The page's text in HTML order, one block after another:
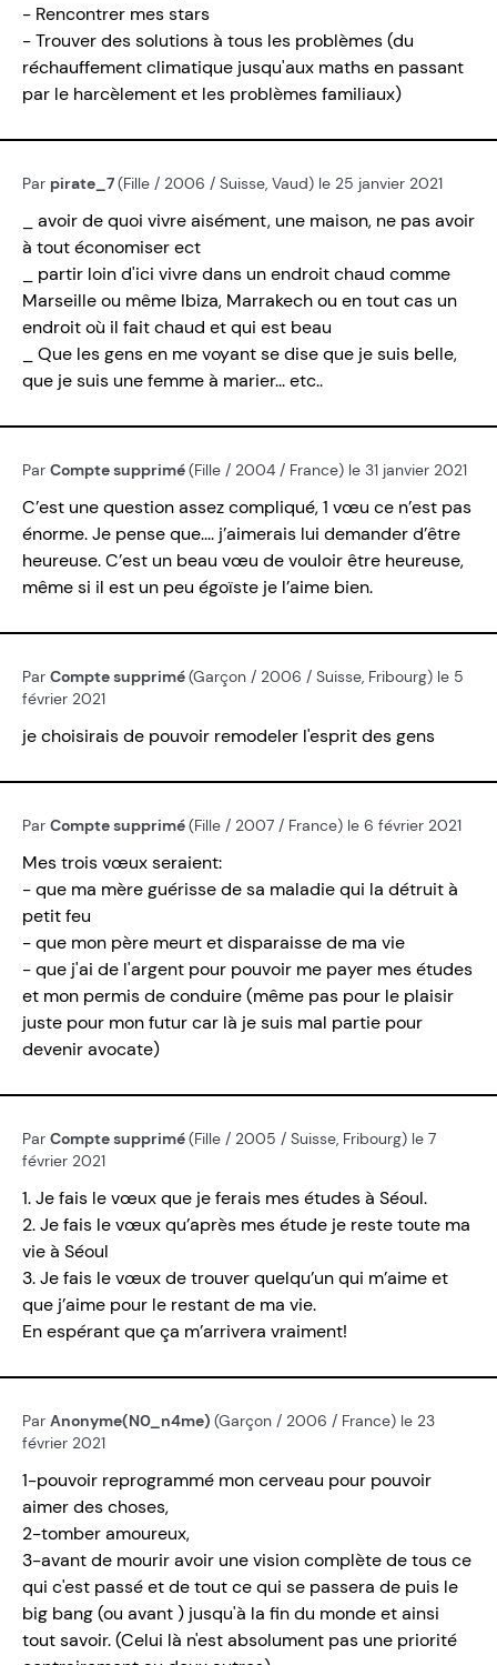
- Rencontrer mes stars
- Trouver des solutions à tous les problèmes (du
réchauffement climatique jusqu'aux maths en passant
par le harcèlement et les problèmes familiaux)
Par pirate_7(Fille / 2006 / Suisse, Vaud) le 25 janvier 2021
_ avoir de quoi vivre aisément, une maison, ne pas avoir
à tout économiser ect
_ partir loin d'ici vivre dans un endroit chaud comme
Marseille ou même Ibiza, Marrakech ou en tout cas un
endroit où il fait chaud et qui est beau
_ Que les gens en me voyant se dise que je suis belle,
que je suis une femme à marier... etc..
Par Compte supprimé(Fille / 2004 / France) le 31 janvier 2021
C’est une question assez compliqué, 1 vœu ce n’est pas
énorme. Je pense que.... j’aimerais lui demander d’être
heureuse. C’est un beau vœu de vouloir être heureuse,
même si il est un peu égoïste je l’aime bien.
Par Compte supprimé(Garçon / 2006 / Suisse, Fribourg) le 5
février 2021
je choisirais de pouvoir remodeler l'esprit des gens
Par Compte supprimé(Fille / 2007 / France) le 6 février 2021
Mes trois vœux seraient:
- que ma mère guérisse de sa maladie qui la détruit à
petit feu
- que mon père meurt et disparaisse de ma vie
- que j'ai de l'argent pour pouvoir me payer mes études
et mon permis de conduire (même pas pour le plaisir
juste pour mon futur car là je suis mal partie pour
devenir avocate)
Par Compte supprimé(Fille / 2005 / Suisse, Fribourg) le 7
février 2021
1. Je fais le vœux que je ferais mes études à Séoul.
2. Je fais le vœux qu’après mes étude je reste toute ma
vie à Séoul
3. Je fais le vœux de trouver quelqu’un qui m’aime et
que j’aime pour le restant de ma vie.
En espérant que ça m’arrivera vraiment!
Par Anonyme(N0_n4me) (Garçon / 2006 / France) le 23
février 2021
1-pouvoir reprogrammé mon cerveau pour pouvoir
aimer des choses,
2-tomber amoureux,
3-avant de mourir avoir une vision complète de tous ce
qui c'est passé et de tout ce qui se passera de puis le
big bang (ou avant ) jusqu'à la fin du monde et ainsi
tout savoir. (Celui là n'est absolument pas une priorité